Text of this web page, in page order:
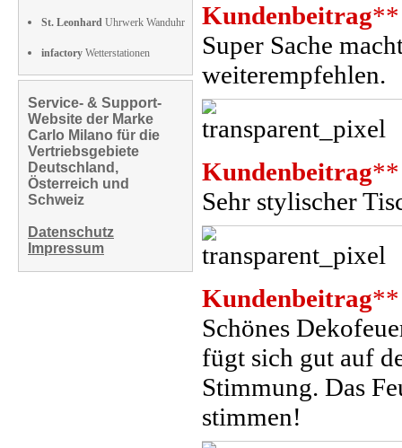
St. Leonhard Uhrwerk Wanduhr
infactory Wetterstationen
Service- & Support-
Website der Marke
Carlo Milano für die
Vertriebsgebiete
Deutschland,
Österreich und
Schweiz
Datenschutz
Impressum
Kundenbeitrag**
Super Sache
weiterempfehlen.
Kundenbeitrag**
Sehr stylischer
Kundenbeitrag**
Schönes
fügt sich gut auf
Stimmung. Das
stimmen!